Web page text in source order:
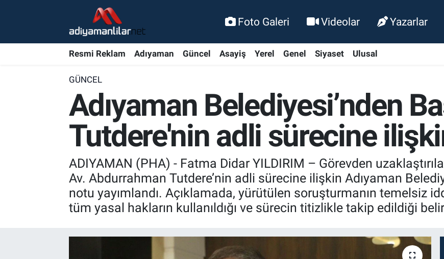
Foto Galeri Videolar Yazarlar
Resmi Reklam Adıyaman Güncel Asayiş Yerel Genel Siyaset Ulusal
GÜNCEL
Adıyaman Belediyesi’nden
Tutdere'nin adli sürecine
ADIYAMAN (PHA) - Fatma Didar YILDIRIM – Görevden
Av. Abdurrahman Tutdere’nin adli sürecine ilişkin Adıyaman
notu yayımlandı. Açıklamada, yürütülen soruşturmanın temelsiz
tüm yasal hakların kullanıldığı ve sürecin titizlikle takip edildiği
Bölge Haberleri
Nöbetçi Eczaneler
Adiyaman Namaz Vakitleri
Trafik Durumu
Süper Lig Puan Durumu ve Fikstür
Tüm Manşetler
Son Dakika Haberleri